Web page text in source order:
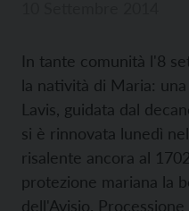
In tante comunità l'8
la natività di Maria:
Lavis, guidata dal
si è rinnovata lunedì
risalente ancora al
protezione mariana la
dell'Avisio.